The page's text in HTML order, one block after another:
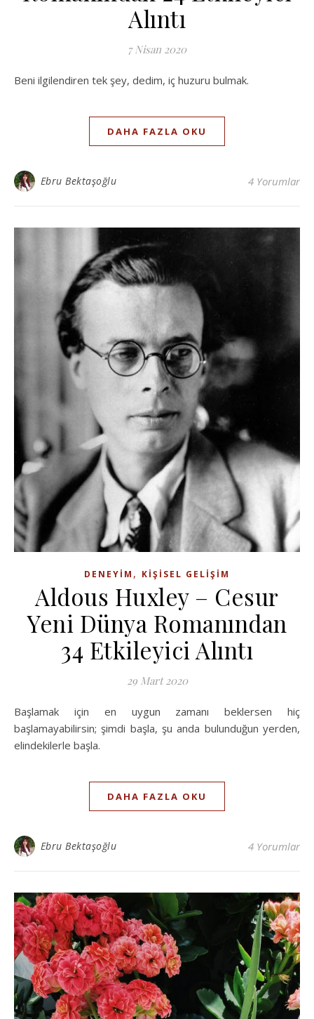
Alıntı
7 Nisan 2020
Beni ilgilendiren tek şey, dedim, iç huzuru bulmak.
DAHA FAZLA OKU
Ebru Bektaşoğlu 4 Yorumlar
DENEYIM , KIŞISEL GELIŞIM
Aldous Huxley – Cesur
Yeni Dünya Romanından
34 Etkileyici Alıntı
29 Mart 2020
Başlamak için en uygun zamanı beklersen hiç
başlamayabilirsin; şimdi başla, şu anda bulunduğun yerden,
elindekilerle başla.
DAHA FAZLA OKU
Ebru Bektaşoğlu 4 Yorumlar